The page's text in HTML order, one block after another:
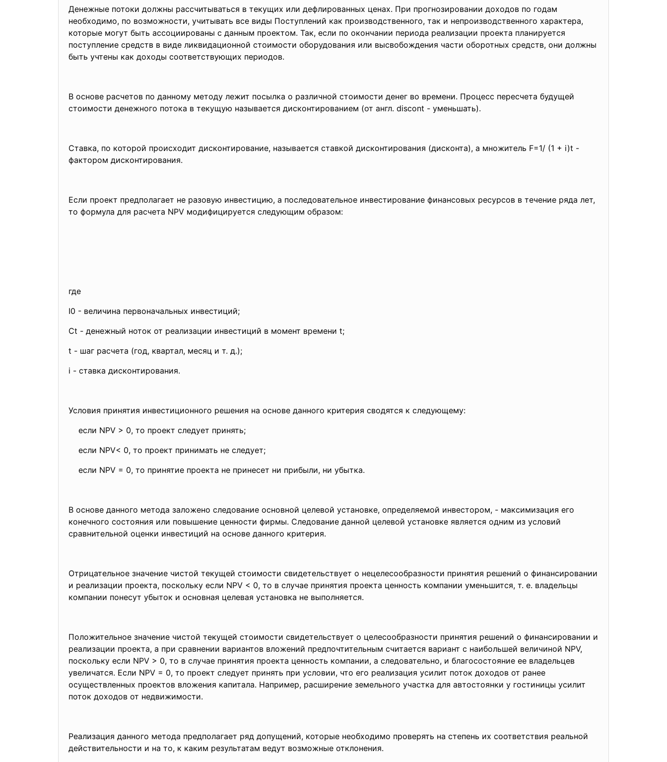
Денежные потоки должны рассчитываться в текущих или дефлированных ценах. При прогнозировании доходов по годам
необходимо, по возможности, учитывать все виды Поступлений как производственного, так и непроизводственного характера,
которые могут быть ассоциированы с данным проектом. Так, если по окончании периода реализации проекта планируется
поступление средств в виде ликвидационной стоимости оборудования или высвобождения части оборотных средств, они должны
быть учтены как доходы соответствующих периодов.
В основе расчетов по данному методу лежит посылка о различной стоимости денег во времени. Процесс пересчета будущей
стоимости денежного потока в текущую называется дисконтированием (от англ. discont - уменьшать).
Ставка, по которой происходит дисконтирование, называется ставкой дисконтирования (дисконта), а множитель F=1/ (1 + i)t -
фактором дисконтирования.
Если проект предполагает не разовую инвестицию, а последовательное инвестирование финансовых ресурсов в течение ряда лет,
то формула для расчета NPV модифицируется следующим образом:
где
I0 - величина первоначальных инвестиций;
Сt - денежный ноток от реализации инвестиций в момент времени t;
t - шаг расчета (год, квартал, месяц и т. д.);
i - ставка дисконтирования.
Условия принятия инвестиционного решения на основе данного критерия сводятся к следующему:
если NPV > 0, то проект следует принять;
если NPV< 0, то проект принимать не следует;
если NPV = 0, то принятие проекта не принесет ни прибыли, ни убытка.
В основе данного метода заложено следование основной целевой установке, определяемой инвестором, - максимизация его
конечного состояния или повышение ценности фирмы. Следование данной целевой установке является одним из условий
сравнительной оценки инвестиций на основе данного критерия.
Отрицательное значение чистой текущей стоимости свидетельствует о нецелесообразности принятия решений о финансировании
и реализации проекта, поскольку если NPV < 0, то в случае принятия проекта ценность компании уменьшится, т. е. владельцы
компании понесут убыток и основная целевая установка не выполняется.
Положительное значение чистой текущей стоимости свидетельствует о целесообразности принятия решений о финансировании и
реализации проекта, а при сравнении вариантов вложений предпочтительным считается вариант с наибольшей величиной NPV,
поскольку если NPV > 0, то в случае принятия проекта ценность компании, а следовательно, и благосостояние ее владельцев
увеличатся. Если NPV = 0, то проект следует принять при условии, что его реализация усилит поток доходов от ранее
осуществленных проектов вложения капитала. Например, расширение земельного участка для автостоянки у гостиницы усилит
поток доходов от недвижимости.
Реализация данного метода предполагает ряд допущений, которые необходимо проверять на степень их соответствия реальной
действительности и на то, к каким результатам ведут возможные отклонения.